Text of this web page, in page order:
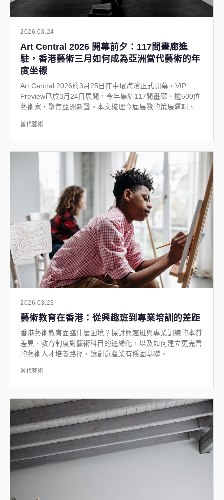
2026.03.24
Art Central 2026 開幕前夕：117間畫廊進
駐，香港藝術三月如何成為亞洲當代藝術的年
度坐標
Art Central 2026於3月25日在中環海濱正式開幕，VIP
Preview已於3月24日展開，今年集結117間畫廊、逾500位
藝術家，聚焦亞洲新聲。本文梳理今屆展覽的策展邏輯、重
建立獨特的區域定位。
當代藝術
2026.03.23
藝術教育在香港：從興趣班到專業培訓的差距
香港藝術教育面臨什麼困境？探討興趣班與專業訓練的本質
差異、教育制度對藝術科目的邊緣化，以及如何建立更完善
的藝術人才培養路徑，讓創意產業有穩固基礎。
當代藝術